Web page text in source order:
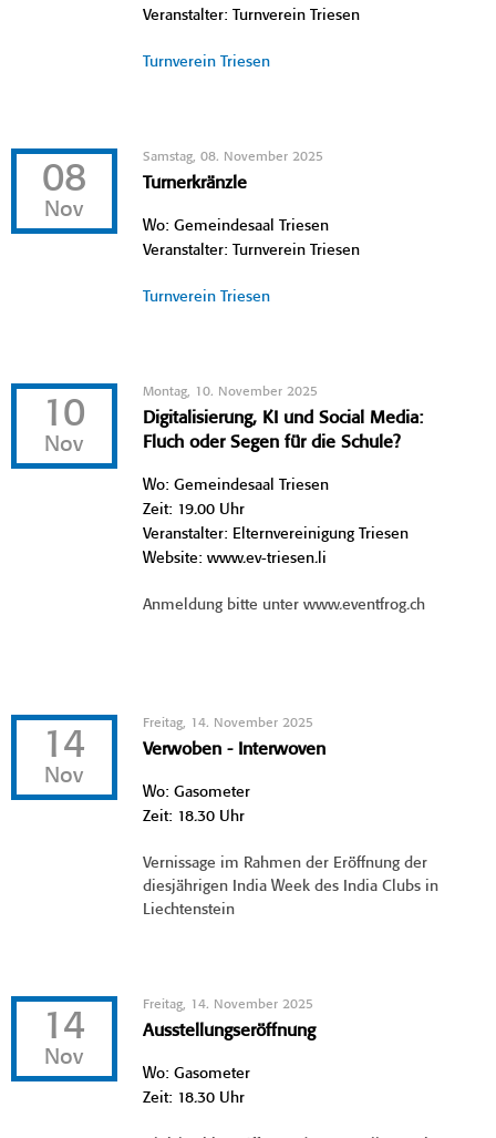
Veranstalter: Turnverein Triesen
Turnverein Triesen
08
Nov
Samstag, 08. November 2025
Turnerkränzle
Wo: Gemeindesaal Triesen
Veranstalter: Turnverein Triesen
Turnverein Triesen
10
Nov
Montag, 10. November 2025
Digitalisierung, KI und Social Media:
Fluch oder Segen für die Schule?
Wo: Gemeindesaal Triesen
Zeit: 19.00 Uhr
Veranstalter: Elternvereinigung Triesen
Website: www.ev-triesen.li
Anmeldung bitte unter www.eventfrog.ch
14
Nov
Freitag, 14. November 2025
Verwoben - Interwoven
Wo: Gasometer
Zeit: 18.30 Uhr
Vernissage im Rahmen der Eröffnung der
diesjährigen India Week des India Clubs in
Liechtenstein
14
Nov
Freitag, 14. November 2025
Ausstellungseröffnung
Wo: Gasometer
Zeit: 18.30 Uhr